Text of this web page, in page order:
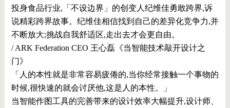
投身食品行业,「不设边界」的创变人纪维佳勇敢跨界,诉
说精彩跨界故事。纪维佳相信找到自己的差异化竞争力,并
不断放大;挑战自我舒适区,走出去才会更自由。
/ ARK Federation CEO 王心磊《当智能技术敲开设计之
门》
「人的本性就是非常容易疲倦的,当你经常接触一个事物的
时候,很快速的就会讨厌他,这是人的本性。」
当智能作图工具的完善带来的设计效率大幅提升,设计师、